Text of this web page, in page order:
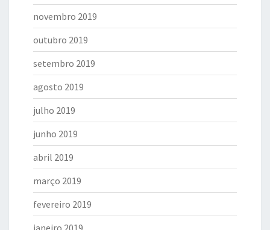
novembro 2019
outubro 2019
setembro 2019
agosto 2019
julho 2019
junho 2019
abril 2019
março 2019
fevereiro 2019